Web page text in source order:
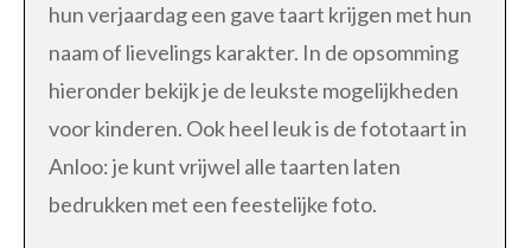
hun verjaardag een gave taart krijgen met hun
naam of lievelings karakter. In de opsomming
hieronder bekijk je de leukste mogelijkheden
voor kinderen. Ook heel leuk is de fototaart in
Anloo: je kunt vrijwel alle taarten laten
bedrukken met een feestelijke foto.